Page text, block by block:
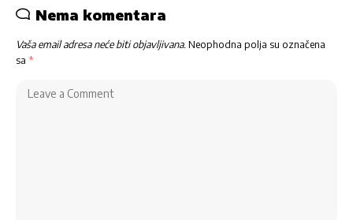
Nema komentara
Vaša email adresa neće biti objavljivana.Neophodna polja su označena
sa *